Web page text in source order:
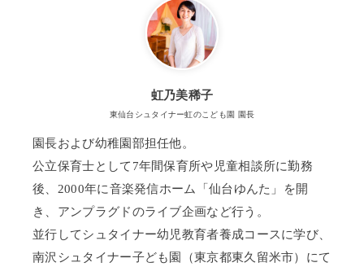
虹乃美稀子
東仙台シュタイナー虹のこども園 園長
園長および幼稚園部担任他。
公立保育士として7年間保育所や児童相談所に勤務
後、2000年に音楽発信ホーム「仙台ゆんた」を開
き、アンプラグドのライブ企画など行う。
並行してシュタイナー幼児教育者養成コースに学び、
南沢シュタイナー子ども園（東京都東久留米市）にて